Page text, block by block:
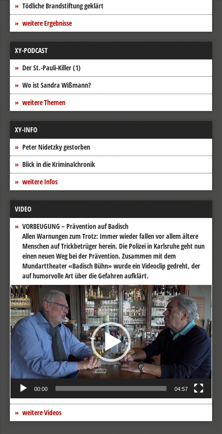
Tödliche Brandstiftung geklärt
weitere Ergebnisse
XY-PODCAST
Der St.-Pauli-Killer (1)
Wo ist Sandra Wißmann?
weitere Themen
XY-INFO
Peter Nidetzky gestorben
Blick in die Kriminalchronik
weitere Infos
VIDEO
VORBEUGUNG – Prävention auf Badisch
Allen Warnungen zum Trotz: Immer wieder fallen vor allem ältere
Menschen auf Trickbetrüger herein. Die Polizei in Karlsruhe geht nun
einen neuen Weg bei der Prävention. Zusammen mit dem
Mundarttheater «Badisch Bühn» wurde ein Videoclip gedreht, der
auf humorvolle Art über die Gefahren aufklärt.
Video-
Player
00:00 04:57
weitere Videos